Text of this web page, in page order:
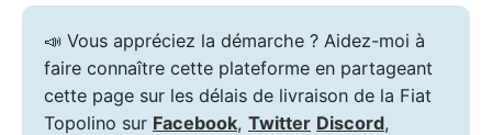
📣 Vous appréciez la démarche ? Aidez-moi à
faire connaître cette plateforme en partageant
cette page sur les délais de livraison de la Fiat
Topolino sur Facebook, Twitter Discord,